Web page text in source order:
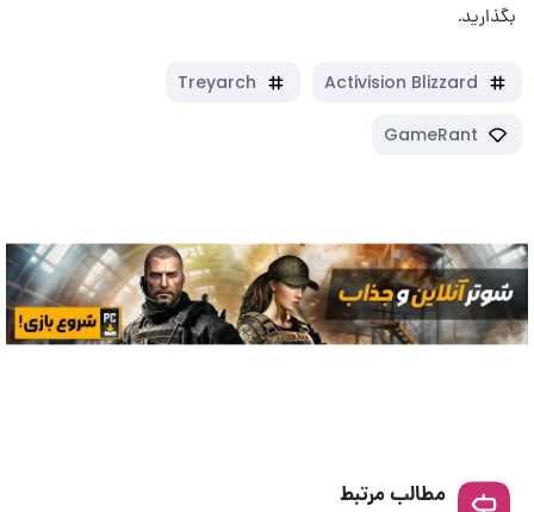
بگذارید.
Activision Blizzard
Treyarch
GameRant
مطالب مرتبط